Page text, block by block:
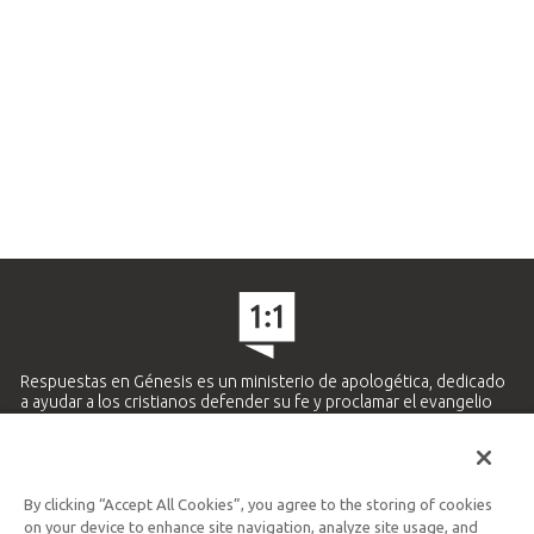
Respuestas en Génesis es un ministerio de apologética, dedicado
a ayudar a los cristianos defender su fe y proclamar el evangelio
Ministerio Hispano y Latinoamericano
By clicking “Accept All Cookies”, you agree to the storing of cookies
on your device to enhance site navigation, analyze site usage, and